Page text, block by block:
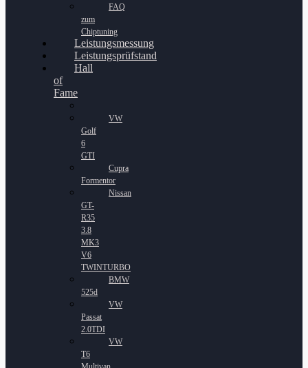
FAQ
zum
Chiptuning
Leistungsmessung
Leistungsprüfstand
Hall
of
Fame
VW
Golf
6
GTI
Cupra
Formentor
Nissan
GT-
R35
3.8
MK3
V6
TWINTURBO
BMW
525d
VW
Passat
2.0TDI
VW
T6